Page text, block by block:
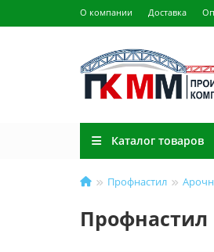
О компании Доставка
Каталог товаров
Профнастил
Профнастил